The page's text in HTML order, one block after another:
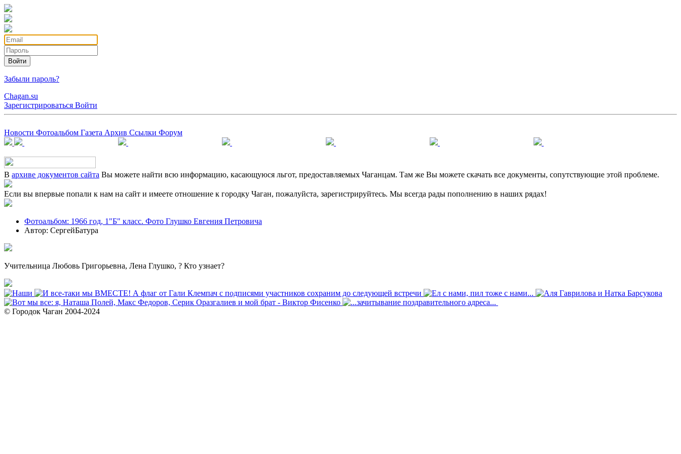
Войти
Забыли пароль?
Chagan.su
Зарегистрироваться Войти
Новости Фотоальбом Газета Архив Ссылки Форум
В архиве документов сайта Вы можете найти всю информацию, касающуюся льгот, предоставляемых Чаганцам. Там же Вы можете скачать все документы, сопутствующие этой проблеме.
Если вы впервые попали к нам на сайт и имеете отношение к городку Чаган, пожалуйста, зарегистрируйтесь. Мы всегда рады пополнению в наших рядах!
Фотоальбом: 1966 год, 1"Б" класс. Фото Глушко Евгения Петровича
Автор: СергейБатура
Учительница Любовь Григорьевна, Лена Глушко, ? Кто узнает?
© Городок Чаган 2004-2024